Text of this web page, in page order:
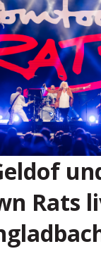
Rats